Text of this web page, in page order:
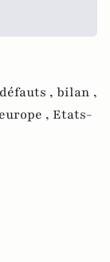
défauts , bilan ,
europe , Etats-